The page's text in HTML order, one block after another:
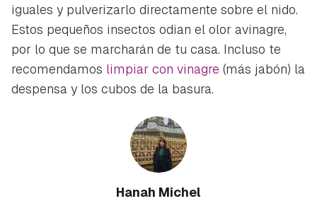
iguales y pulverizarlo directamente sobre el nido.
Estos pequeños insectos odian el olor avinagre,
por lo que se marcharán de tu casa. Incluso te
recomendamos limpiar con vinagre (más jabón) la
despensa y los cubos de la basura.
Hanah Michel